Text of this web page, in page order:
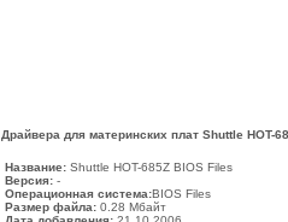
Драйвера для материнских плат Shuttle HOT-
Название: Shuttle HOT-685Z BIOS Files
Версия: -
Операционная система:BIOS Files
Размер файла: 0.28 Мбайт